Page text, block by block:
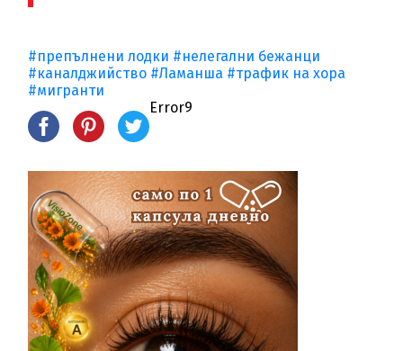
#препълнени лодки #нелегални бежанци
#каналджийство #Ламанша #трафик на хора
#мигранти
Error9